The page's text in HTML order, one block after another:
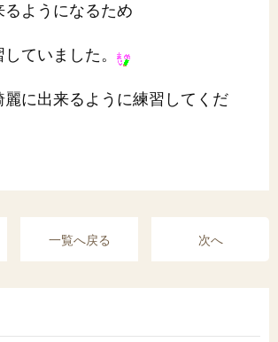
るようになるため
ていました。
麗に出来るように練習してくだ
一覧へ戻る 次へ